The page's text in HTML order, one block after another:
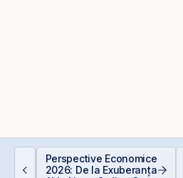
Perspective Economice
2026: De la Exuberanța